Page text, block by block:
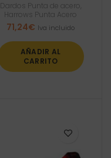
Dardos Punta de acero
Harrows Punta Acero
71,24€ Iva incluido
AÑADIR AL
CARRITO